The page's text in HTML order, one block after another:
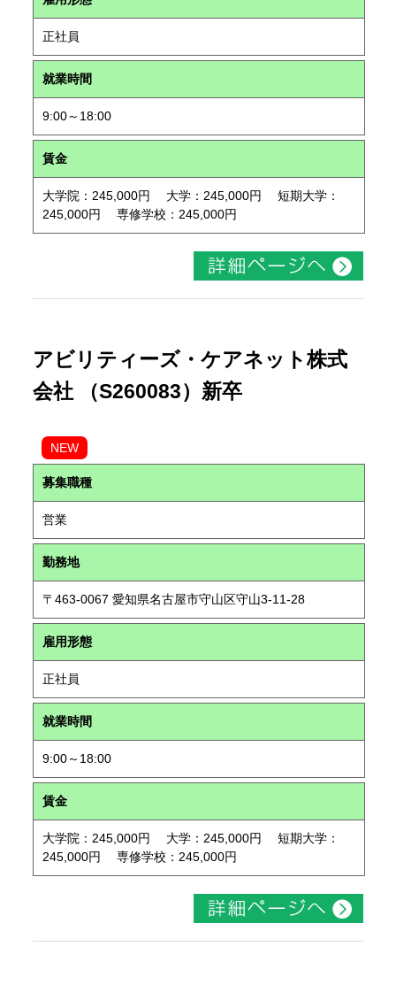
正社員
就業時間
9:00～18:00
賃金
大学院：245,000円 大学：245,000円 短期大学：
245,000円 専修学校：245,000円
アビリティーズ・ケアネット株式
会社 （S260083）新卒
NEW
募集職種
営業
勤務地
〒463-0067 愛知県名古屋市守山区守山3-11-28
雇用形態
正社員
就業時間
9:00～18:00
賃金
大学院：245,000円 大学：245,000円 短期大学：
245,000円 専修学校：245,000円